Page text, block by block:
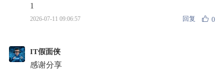
1
2026-07-11 09:06:57 回复 0
IT假面侠
感谢分享